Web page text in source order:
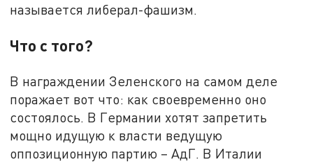
называется либерал-фашизм.
Что с того?
В награждении Зеленского на самом деле
поражает вот что: как своевременно оно
состоялось. В Германии хотят запретить
мощно идущую к власти ведущую
оппозиционную партию – АдГ. В Италии